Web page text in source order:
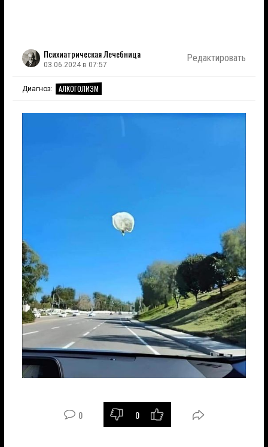
Психиатрическая Лечебница
03.06.2024 в 07:57
Редактировать
Диагноз: АЛКОГОЛИЗМ
0 0